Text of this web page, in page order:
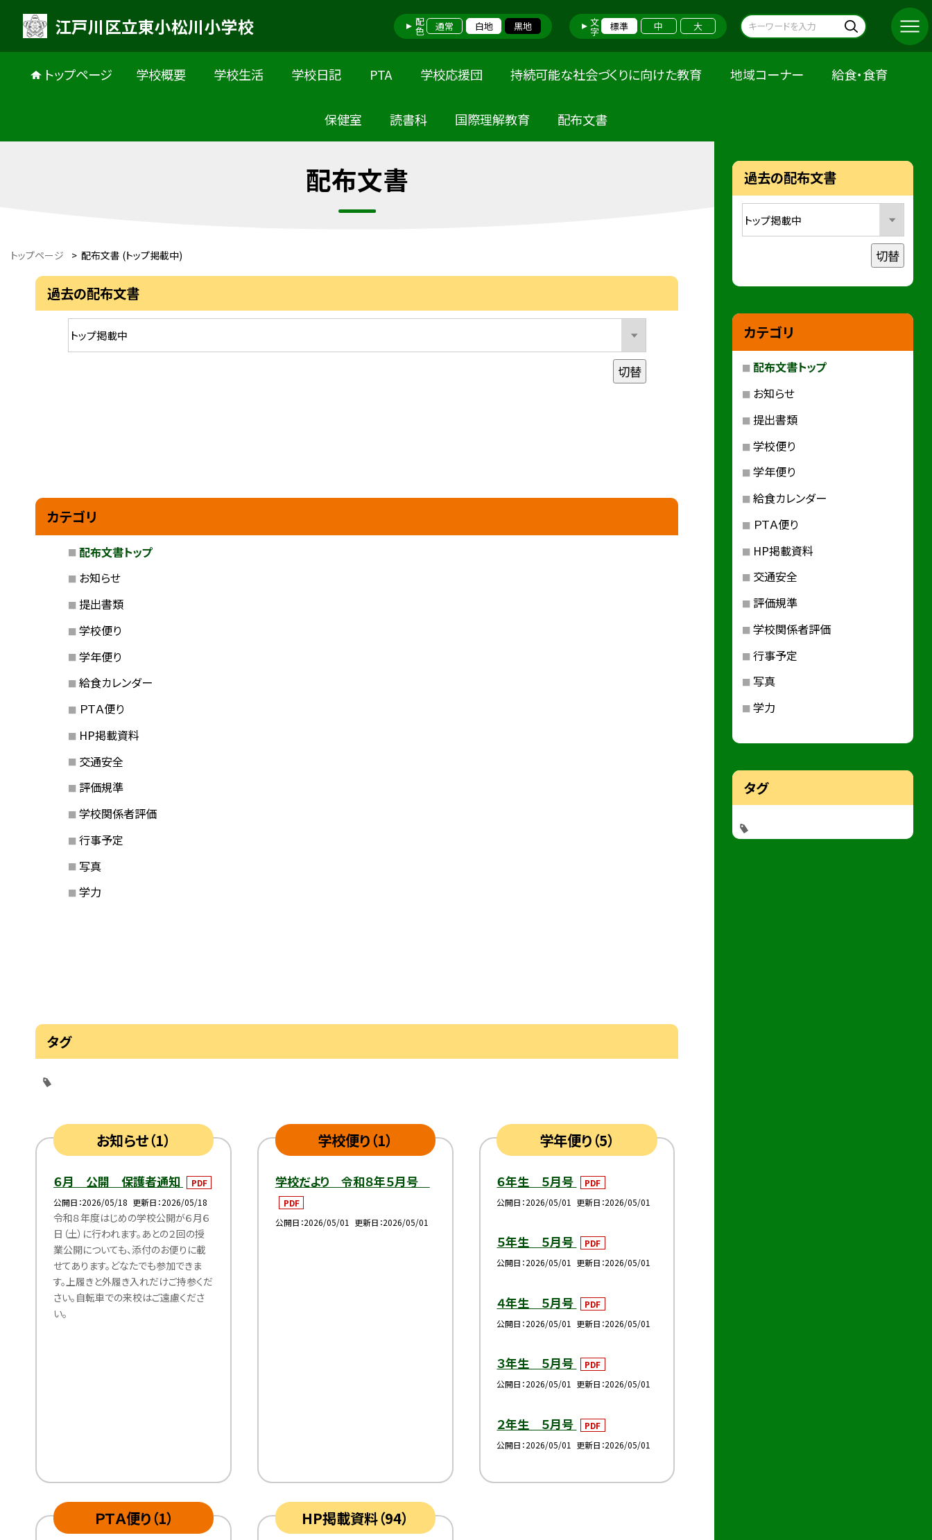
江戸川区立東小松川小学校 配色 通常 白地 黒地 文字 標準 中 大
トップページ 学校概要 学校生活 学校日記 PTA 学校応援団 持続可能な社会づくりに向けた教育 地域コーナー 給食・食育
保健室 読書科 国際理解教育 配布文書
配布文書
トップページ > 配布文書 (トップ掲載中)
過去の配布文書
切替
カテゴリ
配布文書トップ
お知らせ
提出書類
学校便り
学年便り
給食カレンダー
ＰＴＡ便り
HP掲載資料
交通安全
評価規準
学校関係者評価
行事予定
写真
学力
タグ
お知らせ（1）
６月 公開 保護者通知
PDF
公開日 2026/05/18 更新日 2026/05/18
令和８年度はじめの学校公開が６月６
日（土）に行われます。あとの２回の授
業公開についても、添付のお便りに載
せてあります。どなたでも参加できま
す。上履きと外履き入れだけご持参くだ
さい。自転車での来校はご遠慮くださ
い。
学校便り（1）
学校だより 令和８年５月号
PDF
公開日 2026/05/01 更新日 2026/05/01
学年便り（5）
６年生 ５月号
PDF
公開日 2026/05/01 更新日 2026/05/01
５年生 ５月号
PDF
公開日 2026/05/01 更新日 2026/05/01
４年生 ５月号
PDF
公開日 2026/05/01 更新日 2026/05/01
３年生 ５月号
PDF
公開日 2026/05/01 更新日 2026/05/01
２年生 ５月号
PDF
公開日 2026/05/01 更新日 2026/05/01
ＰＴＡ便り（1） HP掲載資料（94）
過去の配布文書
切替
カテゴリ
配布文書トップ
お知らせ
提出書類
学校便り
学年便り
給食カレンダー
ＰＴＡ便り
HP掲載資料
交通安全
評価規準
学校関係者評価
行事予定
写真
学力
タグ